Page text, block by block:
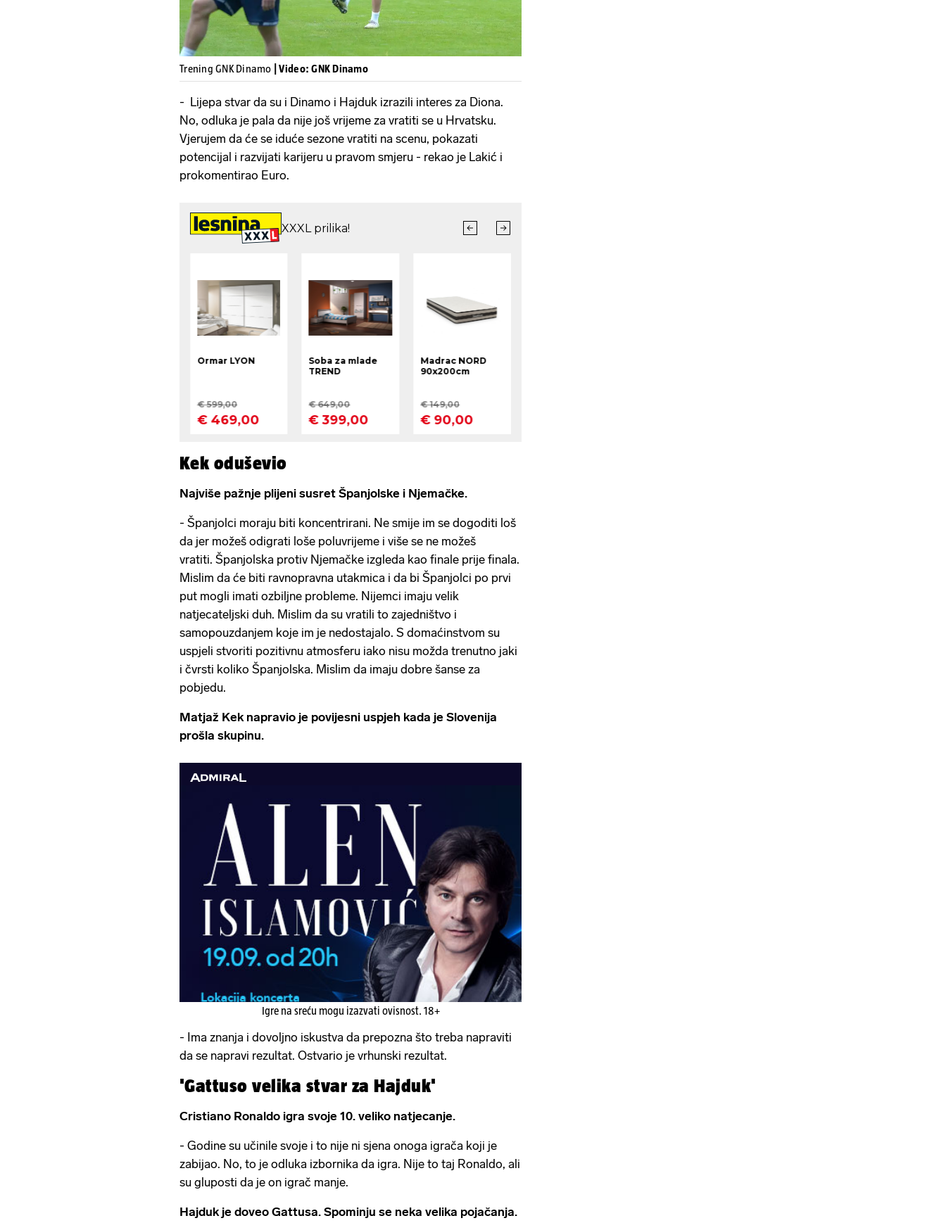
Trening GNK Dinamo | Video: GNK Dinamo
- Lijepa stvar da su i Dinamo i Hajduk izrazili interes za Diona.
No, odluka je pala da nije još vrijeme za vratiti se u Hrvatsku.
Vjerujem da će se iduće sezone vratiti na scenu, pokazati
potencijal i razvijati karijeru u pravom smjeru - rekao je Lakić i
prokomentirao Euro.
Kek oduševio
Najviše pažnje plijeni susret Španjolske i Njemačke.
- Španjolci moraju biti koncentrirani. Ne smije im se dogoditi loš
da jer možeš odigrati loše poluvrijeme i više se ne možeš
vratiti. Španjolska protiv Njemačke izgleda kao finale prije finala.
Mislim da će biti ravnopravna utakmica i da bi Španjolci po prvi
put mogli imati ozbiljne probleme. Nijemci imaju velik
natjecateljski duh. Mislim da su vratili to zajedništvo i
samopouzdanjem koje im je nedostajalo. S domaćinstvom su
uspjeli stvoriti pozitivnu atmosferu iako nisu možda trenutno jaki
i čvrsti koliko Španjolska. Mislim da imaju dobre šanse za
pobjedu.
Matjaž Kek napravio je povijesni uspjeh kada je Slovenija
prošla skupinu.
Igre na sreću mogu izazvati ovisnost. 18+
- Ima znanja i dovoljno iskustva da prepozna što treba napraviti
da se napravi rezultat. Ostvario je vrhunski rezultat.
'Gattuso velika stvar za Hajduk'
Cristiano Ronaldo igra svoje 10. veliko natjecanje.
- Godine su učinile svoje i to nije ni sjena onoga igrača koji je
zabijao. No, to je odluka izbornika da igra. Nije to taj Ronaldo, ali
su gluposti da je on igrač manje.
Hajduk je doveo Gattusa. Spominju se neka velika pojačanja.